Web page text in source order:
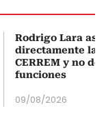
Rodrigo Lara
directamente la
CERREM y no
funciones
09/08/2026